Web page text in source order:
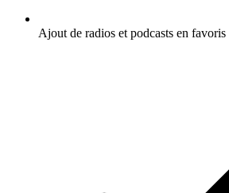
Ajout de radios et podcasts en favoris